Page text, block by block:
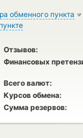
обменного пункта
Отзывов:
Финансовых
Всего валют:
Курсов обмена:
Сумма резервов: